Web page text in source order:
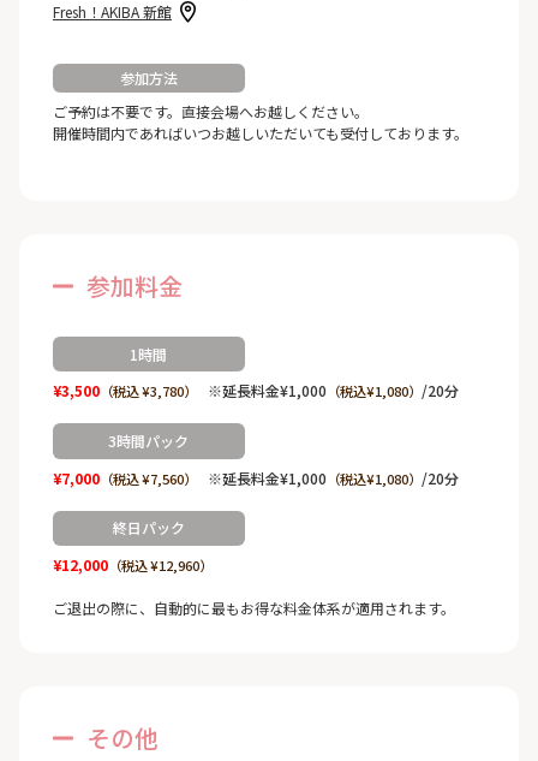
Fresh！AKIBA 新館
参加方法
ご予約は不要です。直接会場へお越しください。
開催時間内であればいつお越しいただいても受付しております。
参加料金
1時間
¥3,500（税込 ¥3,780） ※延長料金¥1,000 （税込¥1,080） /20分
3時間パック
¥7,000（税込 ¥7,560） ※延長料金¥1,000 （税込¥1,080） /20分
終日パック
¥12,000（税込 ¥12,960）
ご退出の際に、自動的に最もお得な料金体系が適用されます。
その他